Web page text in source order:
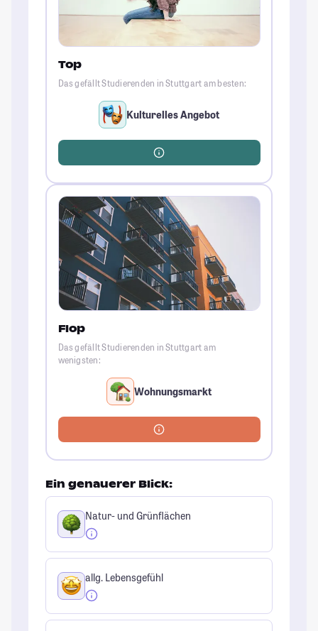
Top
Das gefällt Studierenden in Stuttgart am besten:
Kulturelles Angebot
Flop
Das gefällt Studierenden in Stuttgart am
wenigsten:
Wohnungsmarkt
Ein genauerer Blick:
Natur- und Grünflächen
allg. Lebensgefühl